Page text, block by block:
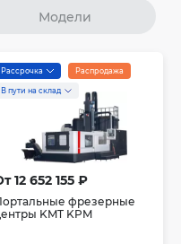
Модели
Рассрочка Распродажа
В пути на склад
12 652 155 ₽
фрезерные
KMT KPM